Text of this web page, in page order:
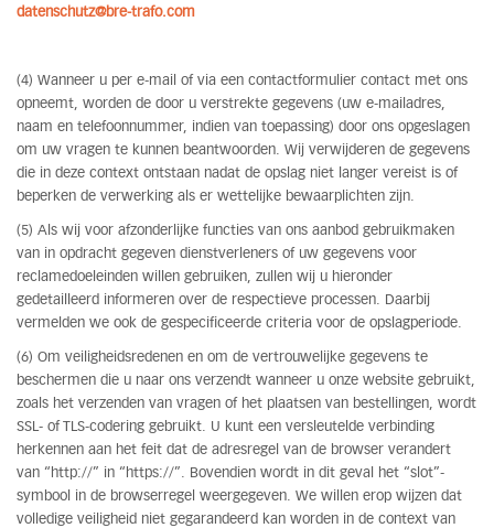
datenschutz@bre-trafo.com
(4) Wanneer u per e-mail of via een contactformulier contact met ons
opneemt, worden de door u verstrekte gegevens (uw e-mailadres,
naam en telefoonnummer, indien van toepassing) door ons opgeslagen
om uw vragen te kunnen beantwoorden. Wij verwijderen de gegevens
die in deze context ontstaan nadat de opslag niet langer vereist is of
beperken de verwerking als er wettelijke bewaarplichten zijn.
(5) Als wij voor afzonderlijke functies van ons aanbod gebruikmaken
van in opdracht gegeven dienstverleners of uw gegevens voor
reclamedoeleinden willen gebruiken, zullen wij u hieronder
gedetailleerd informeren over de respectieve processen. Daarbij
vermelden we ook de gespecificeerde criteria voor de opslagperiode.
(6) Om veiligheidsredenen en om de vertrouwelijke gegevens te
beschermen die u naar ons verzendt wanneer u onze website gebruikt,
zoals het verzenden van vragen of het plaatsen van bestellingen, wordt
SSL- of TLS-codering gebruikt. U kunt een versleutelde verbinding
herkennen aan het feit dat de adresregel van de browser verandert
van “http://” in “https://”. Bovendien wordt in dit geval het “slot”-
symbool in de browserregel weergegeven. We willen erop wijzen dat
volledige veiligheid niet gegarandeerd kan worden in de context van